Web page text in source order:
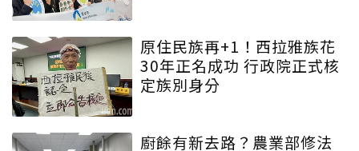
原住民族再+1！西拉雅族花
30年正名成功 行政院正式核
定族別身分
廚餘有新去路？農業部修法